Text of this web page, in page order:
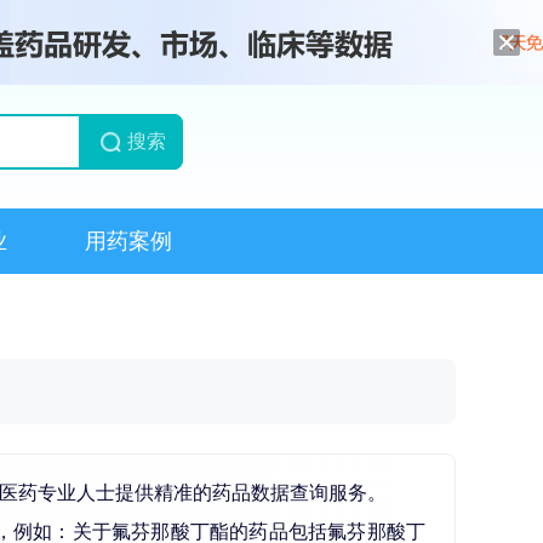
搜索
用药案例
专业人士提供精准的药品数据查询服务。
例如：关于氟芬那酸丁酯的药品包括氟芬那酸丁